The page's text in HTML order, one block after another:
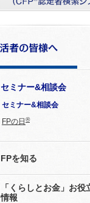
セミナー&相談会
セミナー&相談会
FPの日 ®
FPを知る
「くらしとお金」お役
情報